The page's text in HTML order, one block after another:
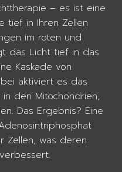
– es ist eine
tief in Ihren Zellen
im roten und
das Licht tief in das
Kaskade von
aktiviert es das
den Mitochondrien,
Das Ergebnis? Eine
Zellen, was deren